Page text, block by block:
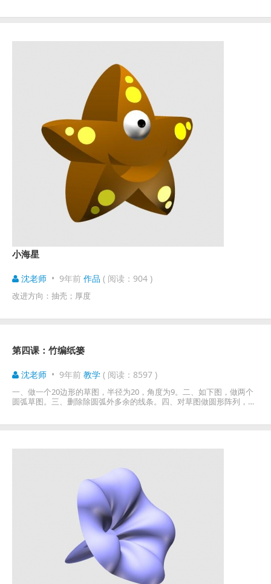
小海星
沈老师 • 9年前 作品 ( 阅读：904 )
改进方向：抽壳；厚度
第四课：竹编纸篓
沈老师 • 9年前 教学 ( 阅读：8597 )
一、做一个20边形的草图，半径为20，角度为9。二、如下图，做两个
圆弧草图。三、删除除圆弧外多余的线条。四、对草图做圆形阵列，圆